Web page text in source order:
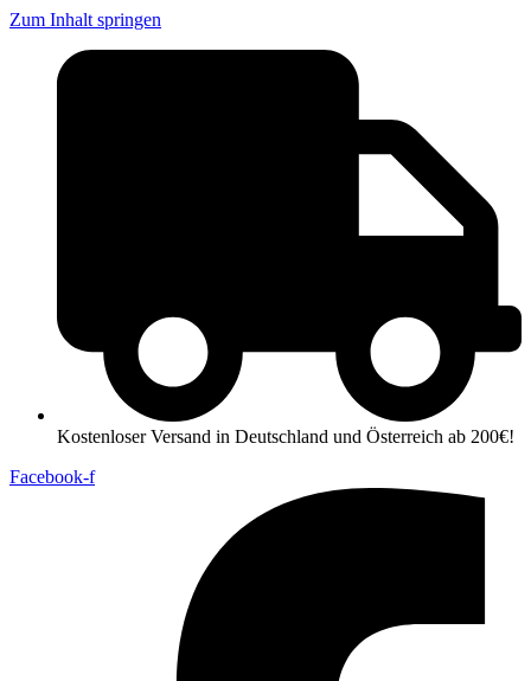
Zum Inhalt springen
Kostenloser Versand in Deutschland und Österreich ab 200€!
Facebook-f